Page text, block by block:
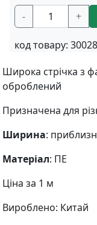
-
+
код товару:
Широка стрічка з
оброблений
Призначена для
Ширина:
Матеріал: ПЕ
Ціна за 1 м
Вироблено: Китай